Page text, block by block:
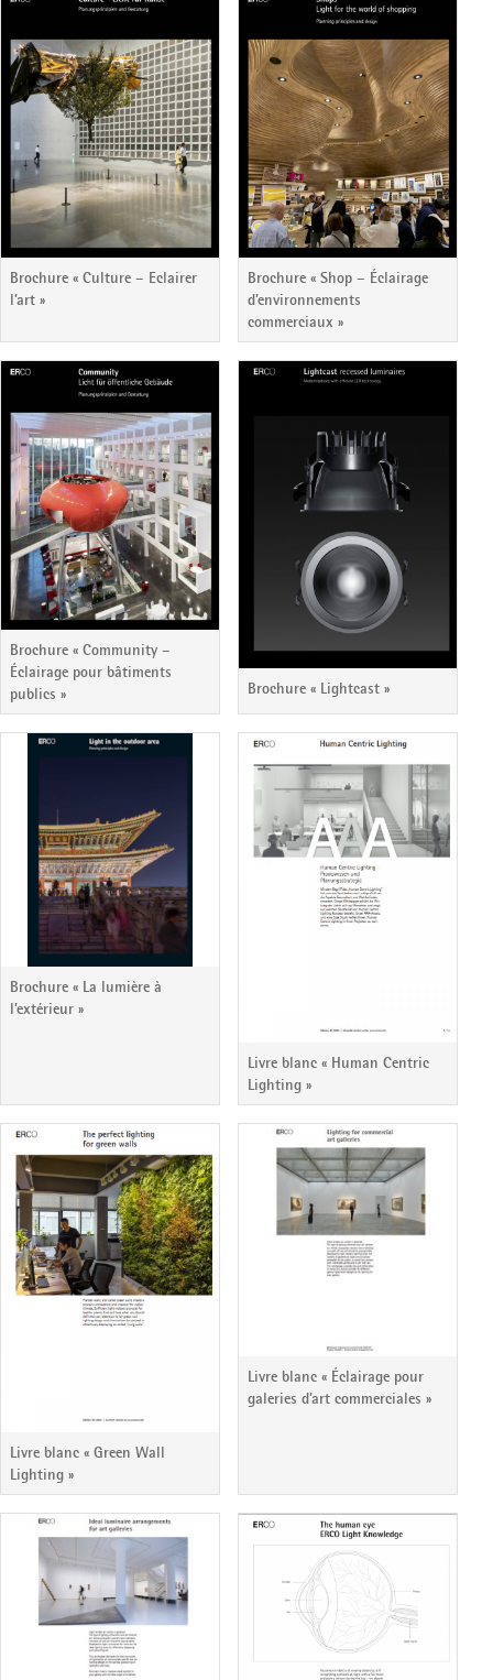
Brochure « Culture – Eclairer
l’art »
Brochure « Shop – Éclairage
d’environnements
commerciaux »
Brochure « Community –
Éclairage pour bâtiments
publics »
Brochure « Lightcast »
Brochure « La lumière à
l’extérieur »
Livre blanc « Human Centric
Lighting »
Livre blanc « Green Wall
Lighting »
Livre blanc « Éclairage pour
galeries d’art commerciales »